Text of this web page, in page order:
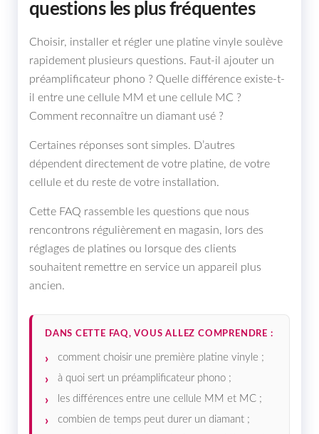
questions les plus fréquentes
Choisir, installer et régler une platine vinyle soulève
rapidement plusieurs questions. Faut-il ajouter un
préamplificateur phono ? Quelle différence existe-t-
il entre une cellule MM et une cellule MC ?
Comment reconnaître un diamant usé ?
Certaines réponses sont simples. D’autres
dépendent directement de votre platine, de votre
cellule et du reste de votre installation.
Cette FAQ rassemble les questions que nous
rencontrons régulièrement en magasin, lors des
réglages de platines ou lorsque des clients
souhaitent remettre en service un appareil plus
ancien.
DANS CETTE FAQ, VOUS ALLEZ COMPRENDRE :
comment choisir une première platine vinyle ;
à quoi sert un préamplificateur phono ;
les différences entre une cellule MM et MC ;
combien de temps peut durer un diamant ;